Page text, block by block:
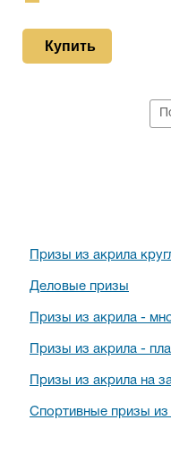
Купить
Призы из акрила
Деловые призы
Призы из акрила -
Призы из акрила -
Призы из акрила на
Спортивные призы из